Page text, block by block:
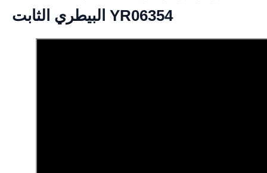
البيطري الثابت YR06354